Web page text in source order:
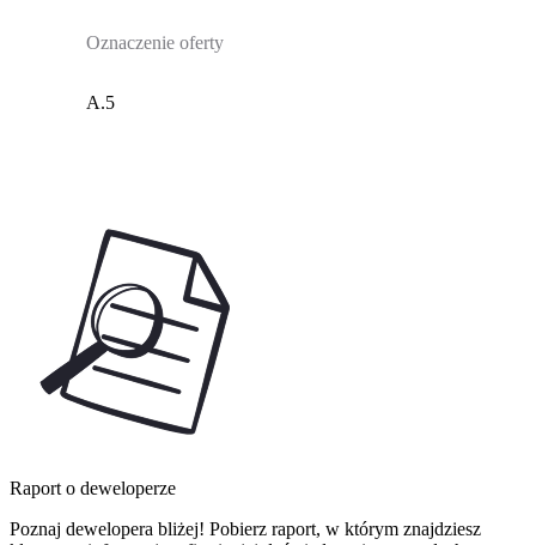
Oznaczenie oferty
A.5
Raport o deweloperze
Poznaj dewelopera bliżej! Pobierz raport, w którym znajdziesz